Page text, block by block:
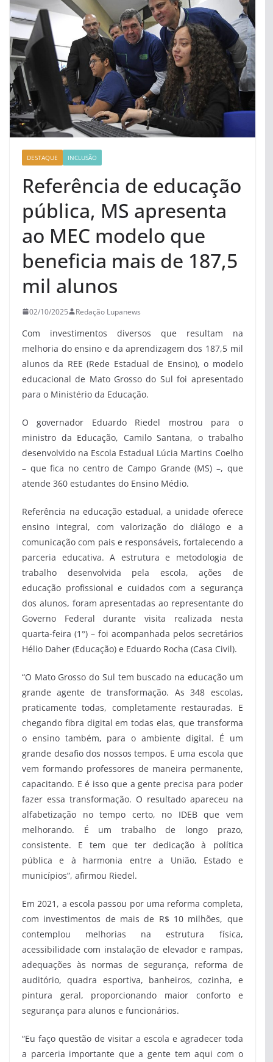
DESTAQUE INCLUSÃO
Referência de educação
pública, MS apresenta
ao MEC modelo que
beneficia mais de 187,5
mil alunos
02/10/2025 Redação Lupanews
Com investimentos diversos que resultam na
melhoria do ensino e da aprendizagem dos 187,5 mil
alunos da REE (Rede Estadual de Ensino), o modelo
educacional de Mato Grosso do Sul foi apresentado
para o Ministério da Educação.
O governador Eduardo Riedel mostrou para o
ministro da Educação, Camilo Santana, o trabalho
desenvolvido na Escola Estadual Lúcia Martins Coelho
– que fica no centro de Campo Grande (MS) –, que
atende 360 estudantes do Ensino Médio.
Referência na educação estadual, a unidade oferece
ensino integral, com valorização do diálogo e a
comunicação com pais e responsáveis, fortalecendo a
parceria educativa. A estrutura e metodologia de
trabalho desenvolvida pela escola, ações de
educação profissional e cuidados com a segurança
dos alunos, foram apresentadas ao representante do
Governo Federal durante visita realizada nesta
quarta-feira (1°) – foi acompanhada pelos secretários
Hélio Daher (Educação) e Eduardo Rocha (Casa Civil).
“O Mato Grosso do Sul tem buscado na educação um
grande agente de transformação. As 348 escolas,
praticamente todas, completamente restauradas. E
chegando fibra digital em todas elas, que transforma
o ensino também, para o ambiente digital. É um
grande desafio dos nossos tempos. E uma escola que
vem formando professores de maneira permanente,
capacitando. E é isso que a gente precisa para poder
fazer essa transformação. O resultado apareceu na
alfabetização no tempo certo, no IDEB que vem
melhorando. É um trabalho de longo prazo,
consistente. E tem que ter dedicação à política
pública e à harmonia entre a União, Estado e
municípios”, afirmou Riedel.
Em 2021, a escola passou por uma reforma completa,
com investimentos de mais de R$ 10 milhões, que
contemplou melhorias na estrutura física,
acessibilidade com instalação de elevador e rampas,
adequações às normas de segurança, reforma de
auditório, quadra esportiva, banheiros, cozinha, e
pintura geral, proporcionando maior conforto e
segurança para alunos e funcionários.
“Eu faço questão de visitar a escola e agradecer toda
a parceria importante que a gente tem aqui com o